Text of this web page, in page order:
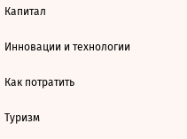
Капитал
Инновации и технологии
Как потратить
Туризм